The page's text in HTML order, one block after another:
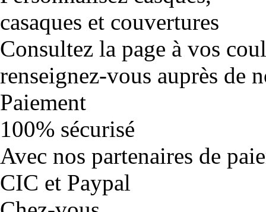
casaques et couvertures
Consultez la page à vos
renseignez-vous auprès de
Paiement
100% sécurisé
Avec nos partenaires de
CIC et Paypal